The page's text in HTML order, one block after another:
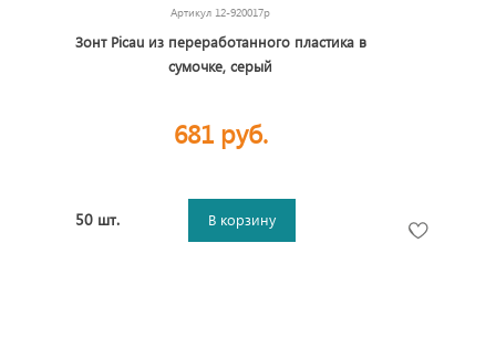
Артикул 12-920017p
Зонт Picau из переработанного пластика в
сумочке, серый
681 руб.
50 шт. В корзину